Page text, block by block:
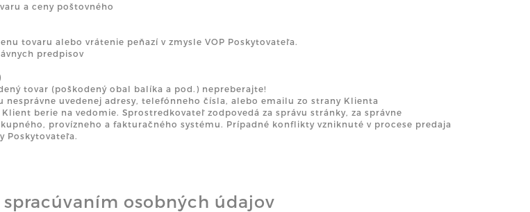
a ceny poštovného
tovaru alebo vrátenie peňazí v zmysle VOP Poskytovateľa.
predpisov
tovar (poškodený obal balíka a pod.) nepreberajte!
uvedenej adresy, telefónneho čísla, alebo emailu zo strany Klienta
berie na vedomie. Sprostredkovateľ zodpovedá za správu stránky, za správne
provízneho a fakturačného systému. Prípadné konflikty vzniknuté v procese predaja
Poskytovateľa.
osobných údajov